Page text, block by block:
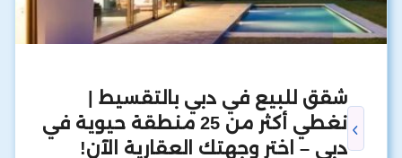
شقق للبيع في دبي بالتقسيط |
نغطي أكثر من 25 منطقة حيوية في
دبي – اختر وجهتك العقارية الآن!